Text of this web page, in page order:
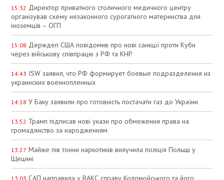
15:32 Директор приватного столичного медичного центру
організував схему незаконного сурогатного материнства для
іноземців – ОГП
15:08 Держдеп США повідомив про нові санкції проти Куби
через військову співпрацю з РФ та КНР
14:43 ISW заявил, что РФ формирует боевые подразделения из
украинских военнопленных
14:18 У Баку заявили про готовність постачати газ до України
13:52 Трамп підписав нові укази про обмеження права на
громадянство за народженням
13:27 Майже пів тонни наркотиків вилучила поліція Польщі у
Щецині
13:03 САП направила у ВАКС справу Коломойського та його